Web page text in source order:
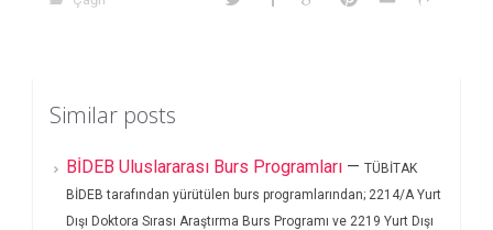
Similar posts
BİDEB Uluslararası Burs Programları — TÜBİTAK
BİDEB tarafından yürütülen burs programlarından; 2214/A Yurt
Dışı Doktora Sırası Araştırma Burs Programı ve 2219 Yurt Dışı